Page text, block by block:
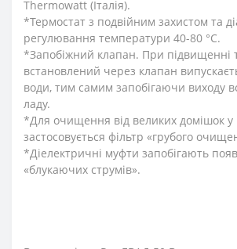
Thermowatt (Італія).
*Термостат з подвійним захистом та
регулювання температури 40-80 °С.
*Запобіжний клапан. При підвищенні
встановлений через клапан
води, тим самим запобігаючи виходу
ладу.
*Для очищення від великих домішок у
застосовується фільтр «грубого
*Діелектричні муфти запобігають
«блукаючих струмів».